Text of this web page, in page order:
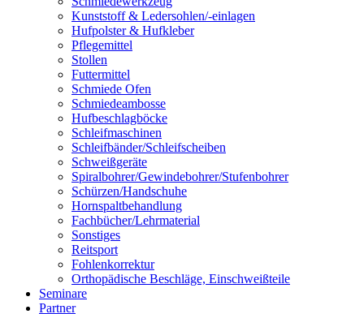
Kunststoff & Ledersohlen/-einlagen
Hufpolster & Hufkleber
Pflegemittel
Stollen
Futtermittel
Schmiede Ofen
Schmiedeambosse
Hufbeschlagböcke
Schleifmaschinen
Schleifbänder/Schleifscheiben
Schweißgeräte
Spiralbohrer/Gewindebohrer/Stufenbohrer
Schürzen/Handschuhe
Hornspaltbehandlung
Fachbücher/Lehrmaterial
Sonstiges
Reitsport
Fohlenkorrektur
Orthopädische Beschläge, Einschweißteile
Seminare
Partner